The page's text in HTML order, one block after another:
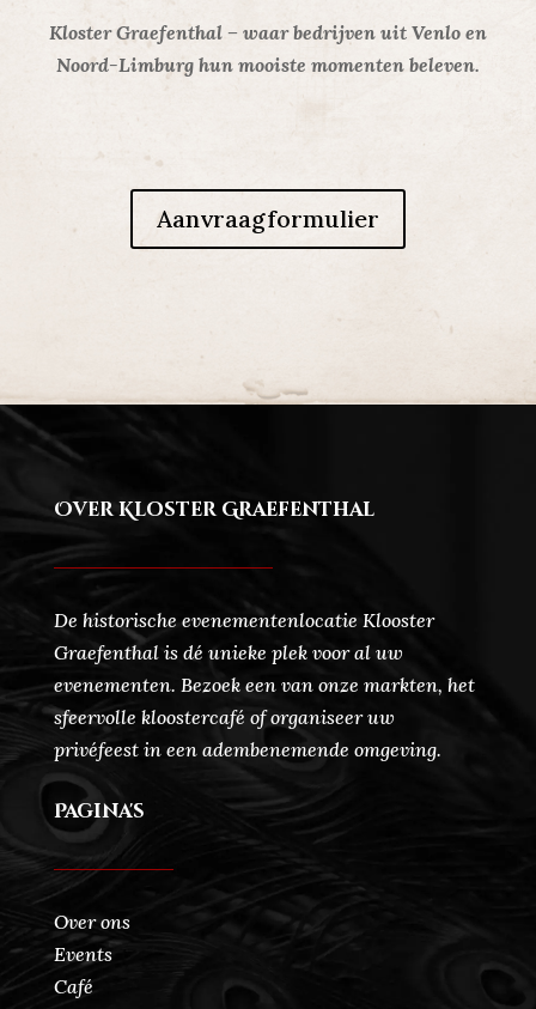
Kloster Graefenthal – waar bedrijven uit Venlo en
Noord-Limburg hun mooiste momenten beleven.
Aanvraagformulier
Over Kloster Graefenthal
De historische evenementenlocatie Klooster
Graefenthal is dé unieke plek voor al uw
evenementen. Bezoek een van onze markten, het
sfeervolle kloostercafé of organiseer uw
privéfeest in een adembenemende omgeving.
Pagina's
Over ons
Events
Café